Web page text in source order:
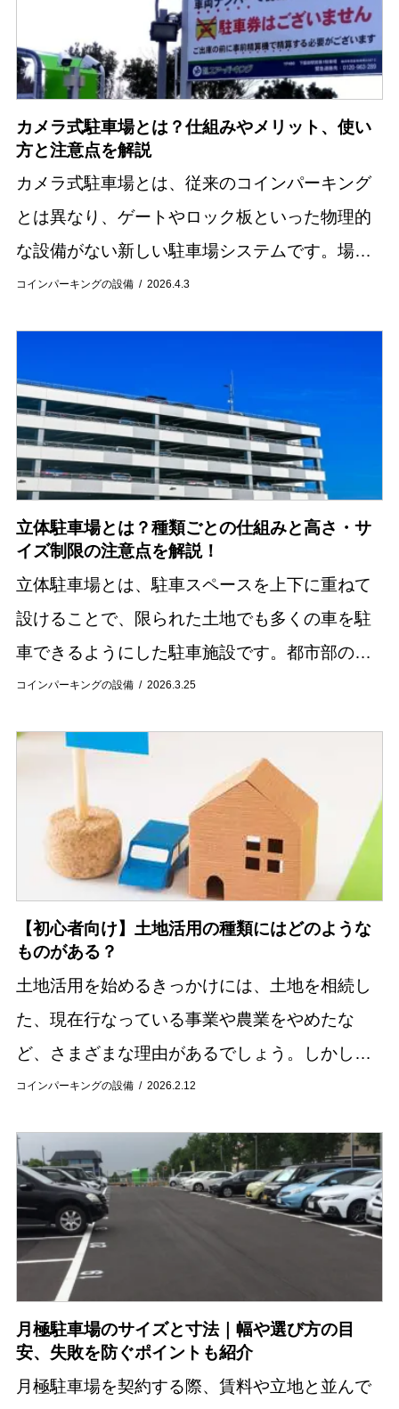
コインパーキングの設備 2026.4.3
カメラ式駐車場とは？仕組みやメリット、使い
方と注意点を解説
カメラ式駐車場とは、従来のコインパーキング
とは異なり、ゲートやロック板といった物理的
な設備がない新しい駐車場システムです。場内
に設置されたカメラが車両のナンバープレート
コインパーキングの設備 2026.3.25
立体駐車場とは？種類ごとの仕組みと高さ・サ
イズ制限の注意点を解説！
立体駐車場とは、駐車スペースを上下に重ねて
設けることで、限られた土地でも多くの車を駐
車できるようにした駐車施設です。都市部のマ
ンションや商業施設では一般的に見られる設備
人も多いの...
コインパーキングの設備 2026.2.12
【初心者向け】土地活用の種類にはどのような
ものがある？
土地活用を始めるきっかけには、土地を相続し
た、現在行なっている事業や農業をやめたな
ど、さまざまな理由があるでしょう。しかし、
どういった土地をどのように活用すればいいの
は、土地活...
月極駐車場のサイズと寸法｜幅や選び方の目
安、失敗を防ぐポイントも紹介
月極駐車場を契約する際、賃料や立地と並んで